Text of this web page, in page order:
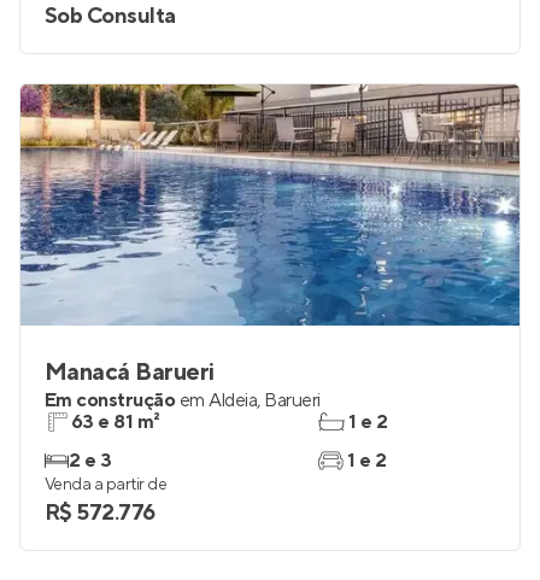
Sob Consulta
Manacá Barueri
Em construção em Aldeia, Barueri
63 e 81 m²
2 e 3
1 e 2
1 e 2
Venda a partir de
R$ 572.776